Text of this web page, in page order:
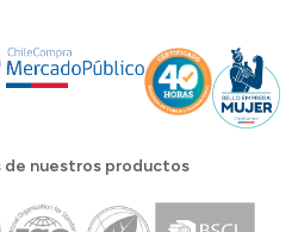
nuestros productos